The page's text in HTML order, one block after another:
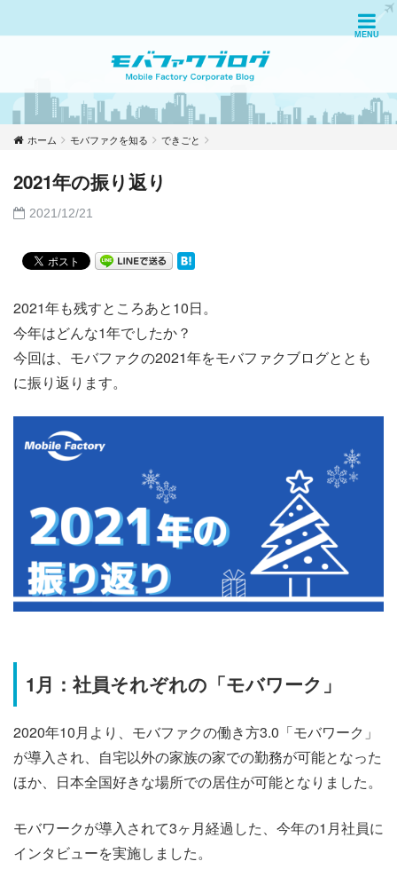
ホーム モバファクを知る できごと
2021年の振り返り
2021/12/21
2021年も残すところあと10日。
今年はどんな1年でしたか？
今回は、モバファクの2021年をモバファクブログととも
に振り返ります。
1月：社員それぞれの「モバワーク」
2020年10月より、モバファクの働き方3.0「モバワーク」
が導入され、自宅以外の家族の家での勤務が可能となった
ほか、日本全国好きな場所での居住が可能となりました。
モバワークが導入されて3ヶ月経過した、今年の1月社員に
インタビューを実施しました。